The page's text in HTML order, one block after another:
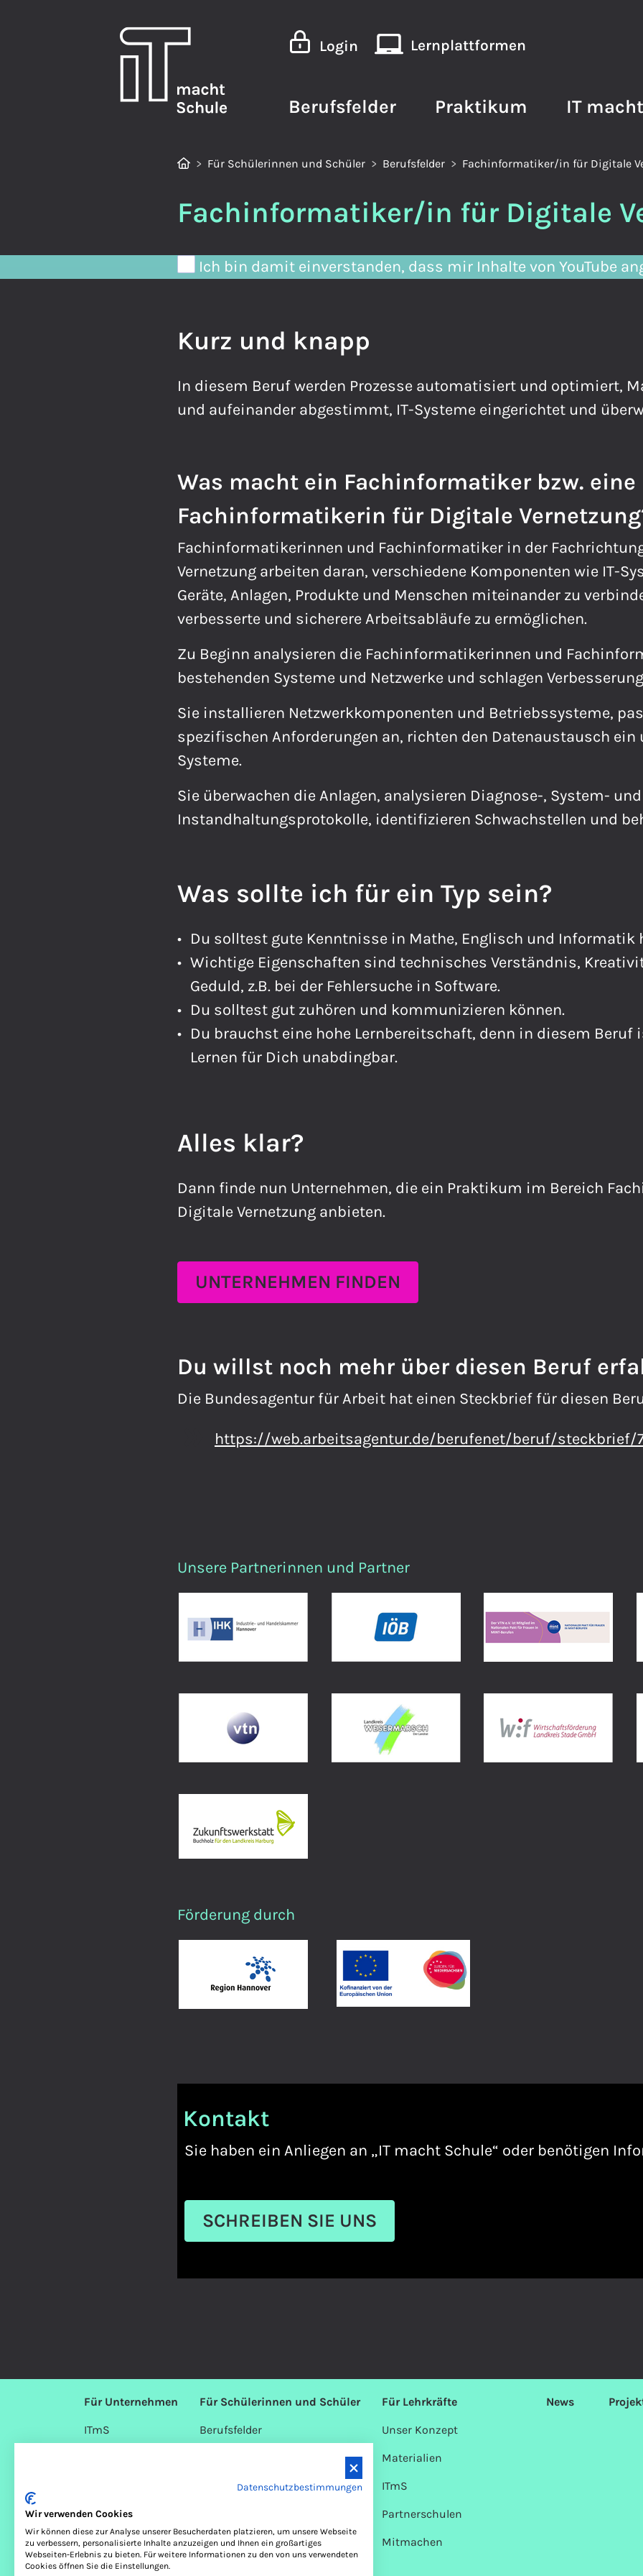
Login Lernplattformen
Berufsfelder Praktikum IT
Für Schülerinnen und Schüler Berufsfelder Fachinformatiker/in für Digitale
Fachinformatiker/in für Digitale
Ich bin damit einverstanden, dass mir Inhalte von YouTube
Kurz und knapp
In diesem Beruf werden Prozesse automatisiert und optimiert,
und aufeinander abgestimmt, IT-Systeme eingerichtet und
Was macht ein Fachinformatiker bzw. eine
Fachinformatikerin für Digitale
Fachinformatikerinnen und Fachinformatiker in der Fachrichtung
Vernetzung arbeiten daran, verschiedene Komponenten wie IT-
Geräte, Anlagen, Produkte und Menschen miteinander zu
verbesserte und sicherere Arbeitsabläufe zu ermöglichen.
Zu Beginn analysieren die Fachinformatikerinnen und
bestehenden Systeme und Netzwerke und schlagen
Sie installieren Netzwerkkomponenten und Betriebssysteme,
spezifischen Anforderungen an, richten den Datenaustausch ein
Systeme.
Sie überwachen die Anlagen, analysieren Diagnose-, System- und
Instandhaltungsprotokolle, identifizieren Schwachstellen und
Was sollte ich für ein Typ sein?
Du solltest gute Kenntnisse in Mathe, Englisch und Informatik
Wichtige Eigenschaften sind technisches Verständnis,
Geduld, z.B. bei der Fehlersuche in Software.
Du solltest gut zuhören und kommunizieren können.
Du brauchst eine hohe Lernbereitschaft, denn in diesem Beruf
Lernen für Dich unabdingbar.
Alles klar?
Dann finde nun Unternehmen, die ein Praktikum im Bereich
Digitale Vernetzung anbieten.
UNTERNEHMEN FINDEN
Du willst noch mehr über diesen Beruf
Die Bundesagentur für Arbeit hat einen Steckbrief für diesen
https://web.arbeitsagentur.de/berufenet/beruf/steckbrief/
Unsere Partnerinnen und Partner
Förderung durch
Kontakt
Sie haben ein Anliegen an „IT macht Schule“ oder benötigen
SCHREIBEN SIE UNS
Für Unternehmen
ITmS
Für Schülerinnen und Schüler
Berufsfelder
IT macht Zukunft
Für Lehrkräfte
Unser Konzept
Materialien
ITmS
Partnerschulen
Mitmachen
News
Datenschutzbestimmungen
Wir verwenden Cookies
Wir können diese zur Analyse unserer Besucherdaten platzieren, um unsere Webseite
zu verbessern, personalisierte Inhalte anzuzeigen und Ihnen ein großartiges
Webseiten-Erlebnis zu bieten. Für weitere Informationen zu den von uns verwendeten
Cookies öffnen Sie die Einstellungen.